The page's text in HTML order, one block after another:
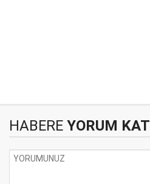
HABERE YORUM KAT